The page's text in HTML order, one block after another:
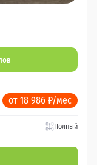
от 18 986 ₽/мес
Полный